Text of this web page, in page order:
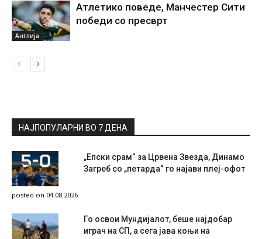
Англија
Атлетико поведе, Манчестер Сити
победи со пресврт
НАЈПОПУЛАРНИ ВО 7 ДЕНА
„Епски срам“ за Црвена Звезда, Динамо
Загреб со „петарда“ го најави плеј-офот
posted on 04.08.2026
Го освои Мундијалот, беше најдобар
играч на СП, а сега јава коњи на